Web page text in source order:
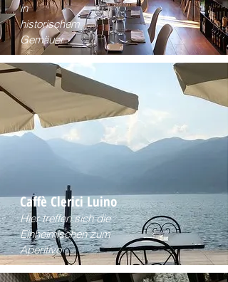
in
historischem
Gemäuer
Caffè Clerici Luino
Hier treffen sich die
Einheimischen zum
Aperitivo